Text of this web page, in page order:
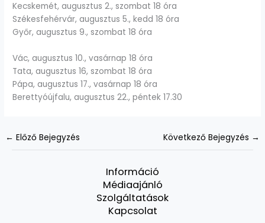
Kecskemét, augusztus 2., szombat 18 óra
Székesfehérvár, augusztus 5., kedd 18 óra
Győr, augusztus 9., szombat 18 óra
Vác, augusztus 10., vasárnap 18 óra
Tata, augusztus 16, szombat 18 óra
Pápa, augusztus 17., vasárnap 18 óra
Berettyóújfalu, augusztus 22., péntek 17.30
← Előző Bejegyzés Következő Bejegyzés →
Információ
Médiaajánló
Szolgáltatások
Kapcsolat